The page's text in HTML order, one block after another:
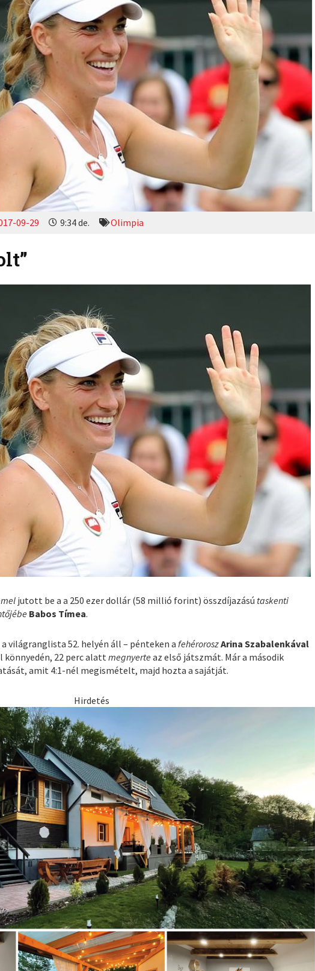
09-29 9:34 de. Olimpia
jutott be a a 250 ezer dollár (58 millió forint) összdíjazású taskenti
Babos Tímea.
a világranglista 52. helyén áll – pénteken a fehéroroszArina Szabalenkával
könnyedén, 22 perc alattmegnyerte az első játszmát. Már a második
amit 4:1-nél megismételt, majd hozta a sajátját.
Hirdetés